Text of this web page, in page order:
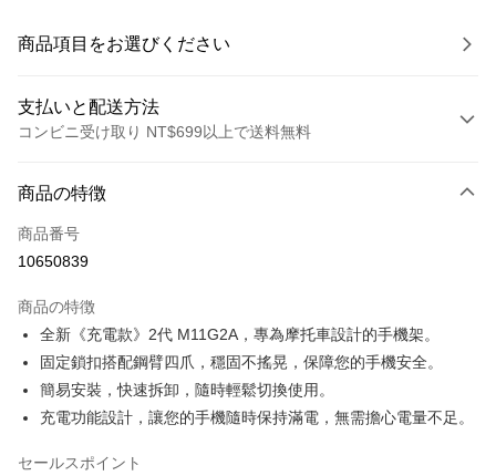
商品項目をお選びください
支払いと配送方法
コンビニ受け取り NT$699以上で送料無料
クレジットカード1回払い
クレジットカード分割払い
合作金庫商業銀行
華南商業銀行
彰化商業銀行
上海商業儲蓄銀行
台北富邦商業銀行
国泰世華商業銀行
兆豐國際商業銀行
台湾中小企業銀行
台中商業銀行
聯邦商業銀行
LINE Pay
商品の特徴
商品番号
10650839
商品の特徴
全新《充電款》2代 M11G2A，專為摩托車設計的手機架。
固定鎖扣搭配鋼臂四爪，穩固不搖晃，保障您的手機安全。
簡易安裝，快速拆卸，隨時輕鬆切換使用。
充電功能設計，讓您的手機隨時保持滿電，無需擔心電量不足。
セールスポイント